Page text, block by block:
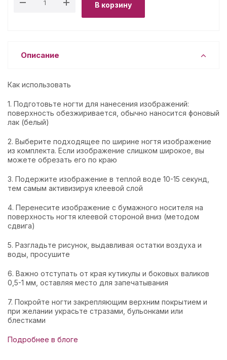
В корзину
Описание
Как использовать
1. Подготовьте ногти для нанесения изображений:
поверхность обезжиривается, обычно наносится фоновый
лак (белый)
2. Выберите подходящее по ширине ногтя изображение
из комплекта. Если изображение слишком широкое, вы
можете обрезать его по краю
3. Подержите изображение в теплой воде 10-15 секунд,
тем самым активизируя клеевой слой
4. Перенесите изображение с бумажного носителя на
поверхность ногтя клеевой стороной вниз (методом
сдвига)
5. Разгладьте рисунок, выдавливая остатки воздуха и
воды, просушите
6. Важно отступать от края кутикулы и боковых валиков
0,5-1 мм, оставляя место для запечатывания
7. Покройте ногти закрепляющим верхним покрытием и
при желании украсьте стразами, бульонками или
блестками
Подробнее в блоге